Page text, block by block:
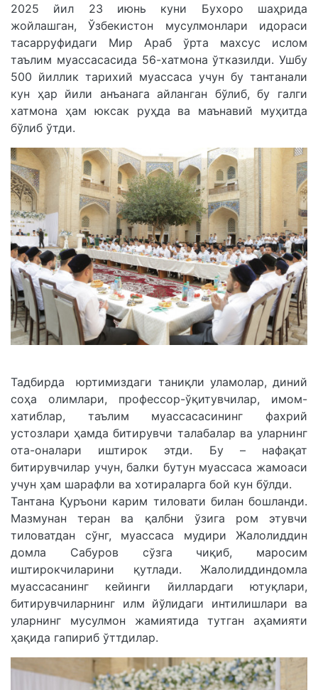
2025 йил 23 июнь куни Бухоро шаҳрида
жойлашган, Ўзбекистон мусулмонлари идораси
тасарруфидаги Мир Араб ўрта махсус ислом
таълим муассасасида 56-хатмона ўтказилди. Ушбу
500 йиллик тарихий муассаса учун бу тантанали
кун ҳар йили анъанага айланган бўлиб, бу галги
хатмона ҳам юксак руҳда ва маънавий муҳитда
бўлиб ўтди.
Тадбирда юртимиздаги таниқли уламолар, диний
соҳа олимлари, профессор-ўқитувчилар, имом-
хатиблар, таълим муассасасининг фахрий
устозлари ҳамда битирувчи талабалар ва уларнинг
ота-оналари иштирок этди. Бу – нафақат
битирувчилар учун, балки бутун муассаса жамоаси
учун ҳам шарафли ва хотираларга бой кун бўлди.
Тантана Қуръони карим тиловати билан бошланди.
Мазмунан теран ва қалбни ўзига ром этувчи
тиловатдан сўнг, муассаса мудири Жалолиддин
домла Сабуров сўзга чиқиб, маросим
иштирокчиларини қутлади. Жалолиддиндомла
муассасанинг кейинги йиллардаги ютуқлари,
битирувчиларнинг илм йўлидаги интилишлари ва
уларнинг мусулмон жамиятида тутган аҳамияти
ҳақида гапириб ўттдилар.